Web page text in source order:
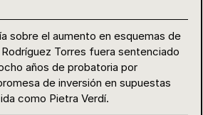
sobre el aumento en esquemas de
Torres fuera sentenciado
años de probatoria por
de inversión en supuestas
como Pietra Verdí.